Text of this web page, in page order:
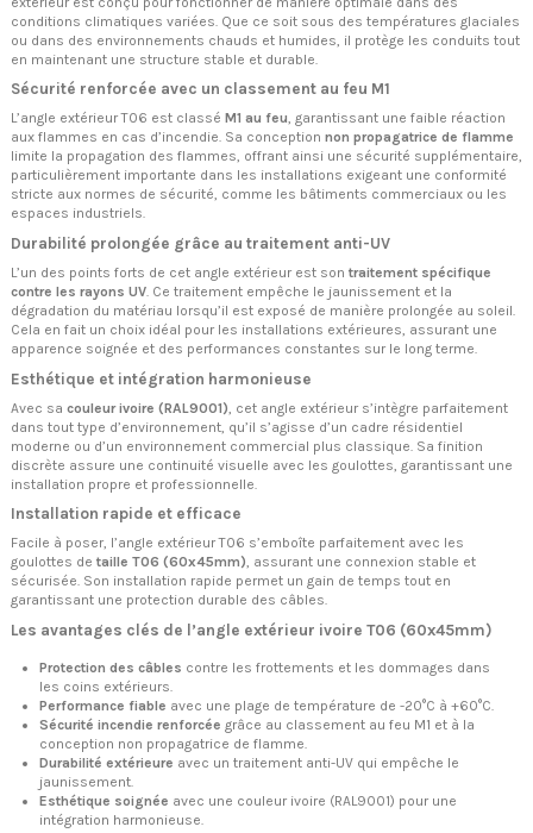
conditions climatiques variées. Que ce soit sous des températures glaciales
ou dans des environnements chauds et humides, il protège les conduits tout
en maintenant une structure stable et durable.
Sécurité renforcée avec un classement au feu M1
L’angle extérieur T06 est classé M1 au feu, garantissant une faible réaction
aux flammes en cas d’incendie. Sa conception non propagatrice de flamme
limite la propagation des flammes, offrant ainsi une sécurité supplémentaire,
particulièrement importante dans les installations exigeant une conformité
stricte aux normes de sécurité, comme les bâtiments commerciaux ou les
espaces industriels.
Durabilité prolongée grâce au traitement anti-UV
L’un des points forts de cet angle extérieur est son traitement spécifique
contre les rayons UV. Ce traitement empêche le jaunissement et la
dégradation du matériau lorsqu’il est exposé de manière prolongée au soleil.
Cela en fait un choix idéal pour les installations extérieures, assurant une
apparence soignée et des performances constantes sur le long terme.
Esthétique et intégration harmonieuse
Avec sa couleur ivoire (RAL9001) , cet angle extérieur s’intègre parfaitement
dans tout type d’environnement, qu’il s’agisse d’un cadre résidentiel
moderne ou d’un environnement commercial plus classique. Sa finition
discrète assure une continuité visuelle avec les goulottes, garantissant une
installation propre et professionnelle.
Installation rapide et efficace
Facile à poser, l’angle extérieur T06 s’emboîte parfaitement avec les
goulottes de taille T06 (60x45mm), assurant une connexion stable et
sécurisée. Son installation rapide permet un gain de temps tout en
garantissant une protection durable des câbles.
Les avantages clés de l’angle extérieur ivoire T06 (60x45mm)
Protection des câbles contre les frottements et les dommages dans
les coins extérieurs.
Performance fiable avec une plage de température de -20°C à +60°C.
Sécurité incendie renforcée grâce au classement au feu M1 et à la
conception non propagatrice de flamme.
Durabilité extérieure avec un traitement anti-UV qui empêche le
jaunissement.
Esthétique soignée avec une couleur ivoire (RAL9001) pour une
intégration harmonieuse.